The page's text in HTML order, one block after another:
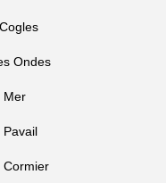
Ondes
Mer
Pavail
Cormier